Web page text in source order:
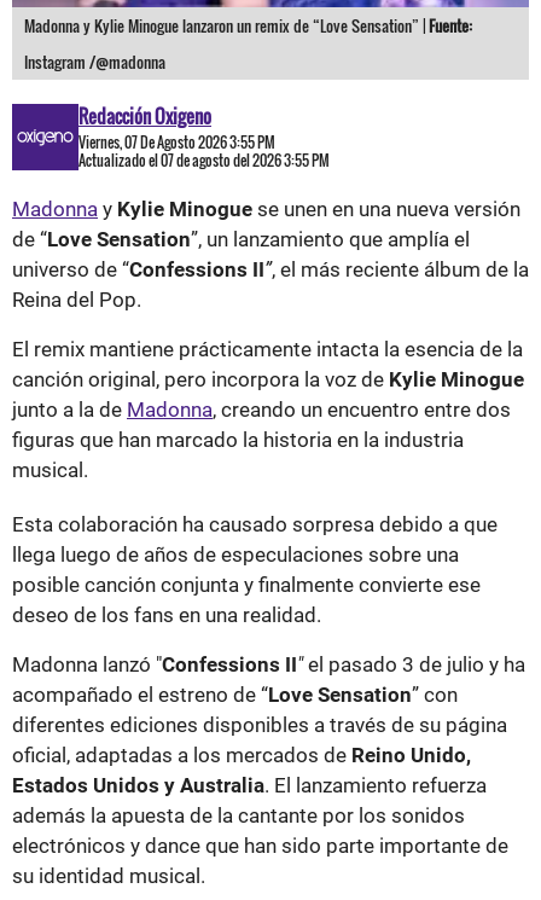
Madonna y Kylie Minogue lanzaron un remix de “Love Sensation” |Fuente:
Instagram /@madonna
Redacción Oxigeno
Viernes, 07 De Agosto 2026 3:55 PM
Actualizado el 07 de agosto del 2026 3:55 PM
Madonna y Kylie Minogue se unen en una nueva versión
de “Love Sensation”, un lanzamiento que amplía el
universo de “Confessions II”, el más reciente álbum de la
Reina del Pop.
El remix mantiene prácticamente intacta la esencia de la
canción original, pero incorpora la voz de Kylie Minogue
junto a la de Madonna, creando un encuentro entre dos
figuras que han marcado la historia en la industria
musical.
Esta colaboración ha causado sorpresa debido a que
llega luego de años de especulaciones sobre una
posible canción conjunta y finalmente convierte ese
deseo de los fans en una realidad.
Madonna lanzó "Confessions II"el pasado 3 de julio y ha
acompañado el estreno de “Love Sensation” con
diferentes ediciones disponibles a través de su página
oficial, adaptadas a los mercados de Reino Unido,
Estados Unidos y Australia. El lanzamiento refuerza
además la apuesta de la cantante por los sonidos
electrónicos y dance que han sido parte importante de
su identidad musical.